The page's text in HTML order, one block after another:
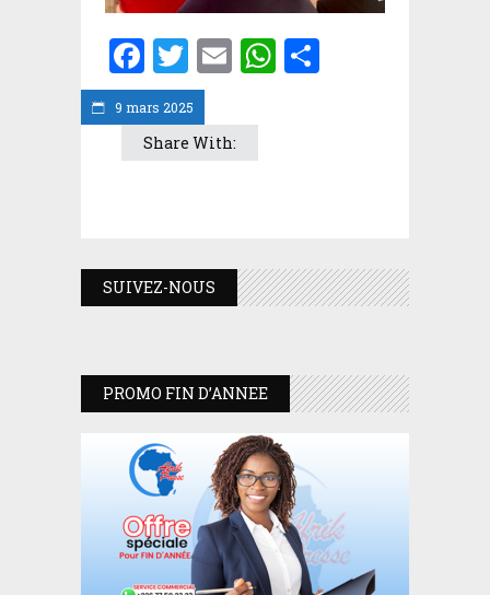
9 mars 2025
Facebook
Twitter
EmailWhatsApp
Share With:
SUIVEZ-NOUS
PROMO FIN D’ANNEE